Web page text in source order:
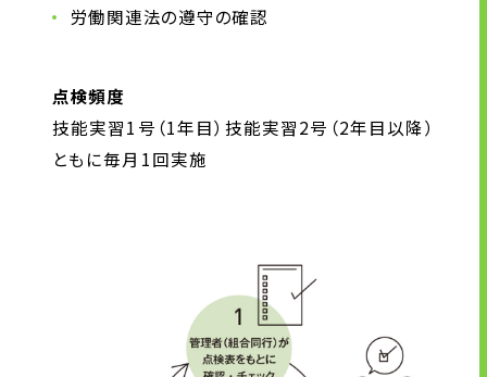
労働関連法の遵守の確認
点検頻度
技能実習1号（1年目）技能実習2号（2年目以降）
ともに毎月1回実施